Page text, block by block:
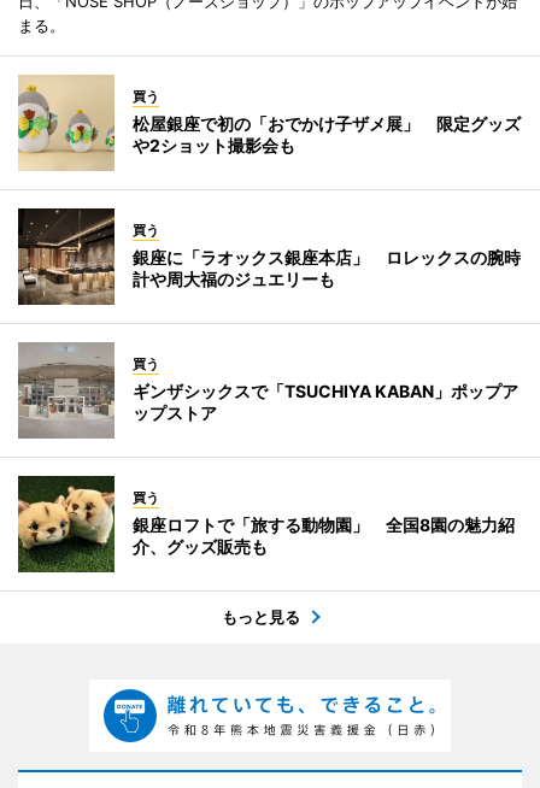
まる。
買う
松屋銀座で初の「おでかけ子ザメ展」 限定グッズ
や2ショット撮影会も
買う
銀座に「ラオックス銀座本店」 ロレックスの腕時
計や周大福のジュエリーも
買う
ギンザシックスで「TSUCHIYA KABAN」ポップア
ップストア
買う
銀座ロフトで「旅する動物園」 全国8園の魅力紹
介、グッズ販売も
もっと見る